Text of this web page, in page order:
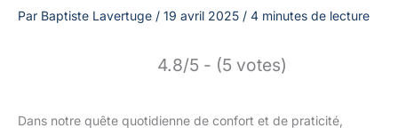
Par Baptiste Lavertuge / 19 avril 2025 / 4 minutes de lecture
4.8/5 - (5 votes)
Dans notre quête quotidienne de confort et de praticité,